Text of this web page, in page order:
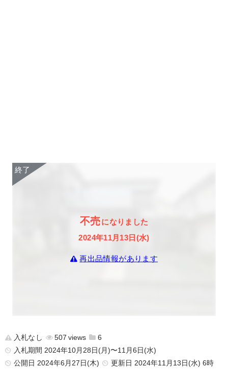
不売になりました
2024年11月13日(水)
再出品情報があります
入札なし 507
6
入札期間 2024年10月28日(月)〜11月6日(水)
公開日 2024年6月27日(木) 更新日 2024年11月13日(水) 6時